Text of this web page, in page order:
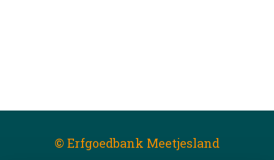
© Erfgoedbank Meetjesland